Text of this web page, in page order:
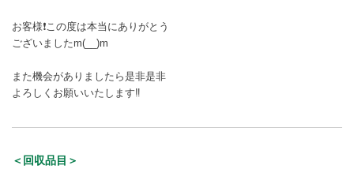
お客様❗この度は本当にありがとう
ございましたm(__)m
また機会がありましたら是非是非
よろしくお願いいたします‼
＜回収品目＞